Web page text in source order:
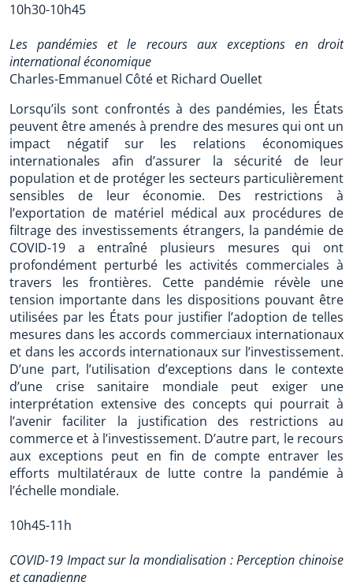
10h30-10h45
Les pandémies et le recours aux exceptions en droit
international économique
Charles-Emmanuel Côté et Richard Ouellet
Lorsqu’ils sont confrontés à des pandémies, les États
peuvent être amenés à prendre des mesures qui ont un
impact négatif sur les relations économiques
internationales afin d’assurer la sécurité de leur
population et de protéger les secteurs particulièrement
sensibles de leur économie. Des restrictions à
l’exportation de matériel médical aux procédures de
filtrage des investissements étrangers, la pandémie de
COVID-19 a entraîné plusieurs mesures qui ont
profondément perturbé les activités commerciales à
travers les frontières. Cette pandémie révèle une
tension importante dans les dispositions pouvant être
utilisées par les États pour justifier l’adoption de telles
mesures dans les accords commerciaux internationaux
et dans les accords internationaux sur l’investissement.
D’une part, l’utilisation d’exceptions dans le contexte
d’une crise sanitaire mondiale peut exiger une
interprétation extensive des concepts qui pourrait à
l’avenir faciliter la justification des restrictions au
commerce et à l’investissement. D’autre part, le recours
aux exceptions peut en fin de compte entraver les
efforts multilatéraux de lutte contre la pandémie à
l’échelle mondiale.
10h45-11h
COVID-19 Impact sur la mondialisation : Perception chinoise
et canadienne